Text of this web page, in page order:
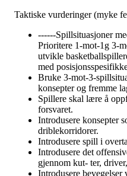
Taktiske vurderinger (myke
------Spillsituasjoner
Prioritere 1-mot-1g 3-
utvikle
med
Bruke 3-mot-3-
konsepter og fremme
Spillere skal lære å
forsvaret.
Introdusere konsepter
driblekorridorer.
Introdusere spill i
Introdusere det
gjennom kut- ter,
Introdusere